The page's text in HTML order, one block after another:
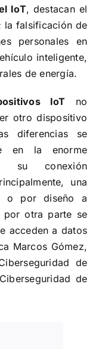
IoT, destacan el
la falsificación de
personales en
inteligente,
de energía.
IoT no
otro dispositivo
diferencias se
en la enorme
su conexión
una
o por diseño a
por otra parte se
acceden a datos
Marcos Gómez,
de
de